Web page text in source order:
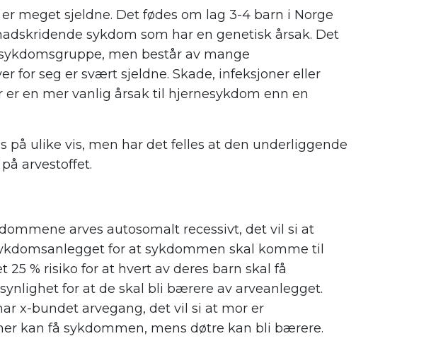
meget sjeldne. Det fødes om lag 3-4 barn i Norge
sykdom som har en genetisk årsak. Det
men består av mange
for seg er svært sjeldne. Skade, infeksjoner eller
en mer vanlig årsak til hjernesykdom enn en
på ulike vis, men har det felles at den underliggende
arvestoffet.
arves autosomalt recessivt, det vil si at
for at sykdommen skal komme til
25 % risiko for at hvert av deres barn skal få
for at de skal bli bærere av arveanlegget.
x-bundet arvegang, det vil si at mor er
kan få sykdommen, mens døtre kan bli bærere.